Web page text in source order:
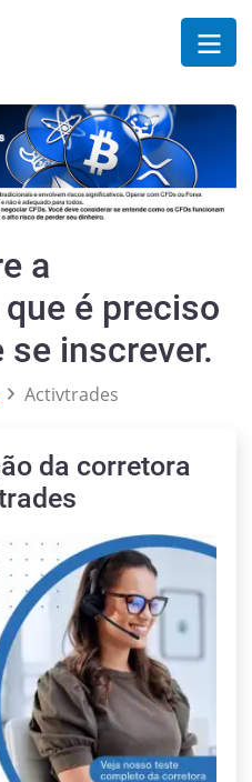
a
é preciso
se inscrever.
Activtrades
da corretora